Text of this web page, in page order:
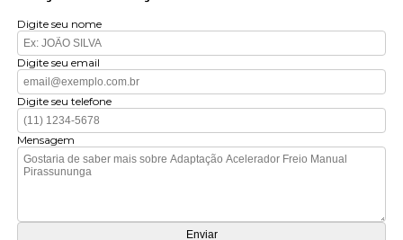
Digite seu nome
Digite seu email
Digite seu telefone
Mensagem